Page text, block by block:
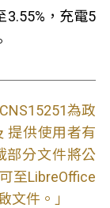
3.55%，充電5
為政
提供使用者有
部分文件將公
至LibreOffice
文件。」